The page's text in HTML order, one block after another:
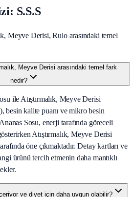
S.S.S
Meyve Derisi, Rulo arasındaki temel
Meyve Derisi arasındaki temel fark
nedir?
ile Atıştırmalık, Meyve Derisi
besin kalite puanı ve mikro besin
Sosu, enerji tarafında göreceli
Atıştırmalık, Meyve Derisi
öne çıkmaktadır. Detay kartları ve
ürünü tercih etmenin daha mantıklı
ve diyet için daha uygun olabilir?